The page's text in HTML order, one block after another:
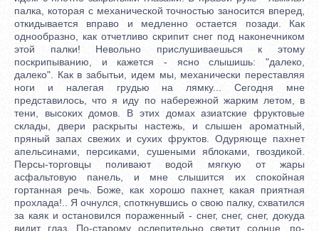
палка, которая с механической точностью заносится вперед,
откидывается вправо и медленно остается позади. Как
однообразно, как отчетливо скрипит снег под наконечником
этой палки! Невольно прислушиваешься к этому
поскрипыванию, и кажется - ясно слышишь: "далеко,
далеко". Как в забытьи, идем мы, механически переставляя
ноги и налегая грудью на лямку... Сегодня мне
представилось, что я иду по набережной жарким летом, в
тени, высоких домов. В этих домах азиатские фруктовые
склады, двери раскрыты настежь, и слышен ароматный,
пряный запах свежих и сухих фруктов. Одуряюще пахнет
апельсинами, персиками, сушеными яблоками, гвоздикой.
Персы-торговцы поливают водой мягкую от жары
асфальтовую панель, и мне слышится их спокойная
гортанная речь. Боже, как хорошо пахнет, какая приятная
прохлада!.. Я очнулся, споткнувшись о свою палку, схватился
за каяк и остановился пораженный - снег, снег, снег, докуда
видит глаз. По-старому ослепительно светит солнце, по-